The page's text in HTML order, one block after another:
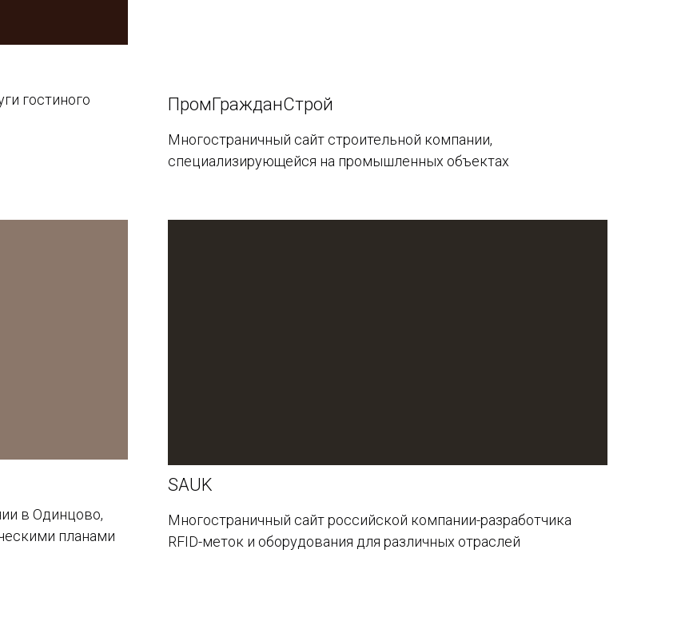
гостиного
ПромГражданСтрой
Многостраничный сайт строительной компании,
специализирующейся на промышленных объектах
в Одинцово,
планами
SAUK
Многостраничный сайт российской компании-разработчика
RFID-меток и оборудования для различных отраслей